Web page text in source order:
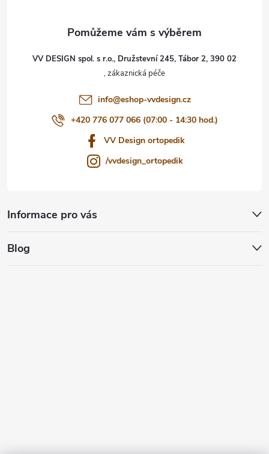
VV DESIGN spol. s r.o., Družstevní 245, Tábor 2, 390 02
info@eshop-vvdesign.cz
+420 776 077 066 (07:00 - 14:30 hod.)
VV Design ortopedik
/vvdesign_ortopedik
Informace pro vás
Blog